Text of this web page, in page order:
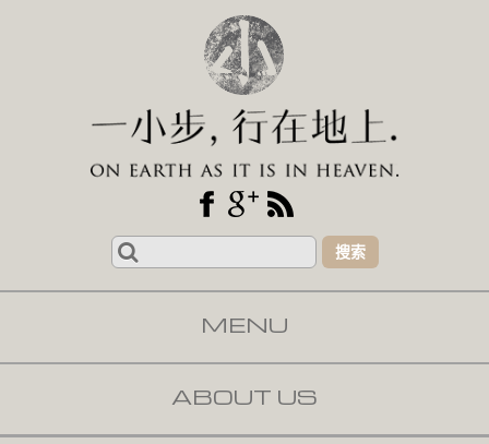
Search
for:
MENU
SKIP TO CONTENT
ABOUT US